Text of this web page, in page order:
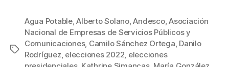
c
e
b
tt
er
ail er
e
st
m
p
ar
Etiquetas
Agua Potable,Alberto Solano,Andesco,Asociación
Nacional de Empresas de Servicios Públicos y
Comunicaciones, Camilo Sánchez Ortega, Danilo
Rodríguez, elecciones 2022, elecciones